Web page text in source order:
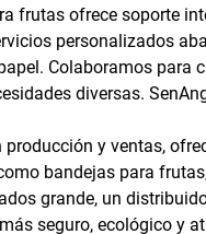
frutas ofrece soporte
personalizados
Colaboramos para
diversas.
producción y ventas,
bandejas para
grande, un
seguro, ecológico y